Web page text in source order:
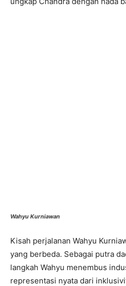
Wahyu Kurniawan
Kisah perjalanan Wahyu
yang berbeda. Sebagai putra
langkah Wahyu menembus
representasi nyata dari